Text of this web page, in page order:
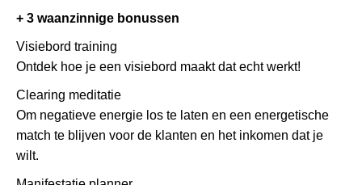
+ 3 waanzinnige bonussen
Visiebord training
Ontdek hoe je een visiebord maakt dat echt werkt!
Clearing meditatie
Om negatieve energie los te laten en een energetische
match te blijven voor de klanten en het inkomen dat je
wilt.